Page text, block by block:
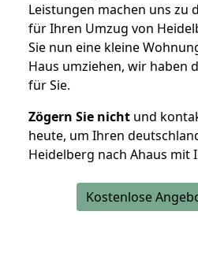
Leistungen machen uns zu
für Ihren Umzug von
Sie nun eine kleine
Haus umziehen, wir haben
für Sie.
Zögern Sie nicht und
heute, um Ihren
Heidelberg nach Ahaus mit
Kostenlose